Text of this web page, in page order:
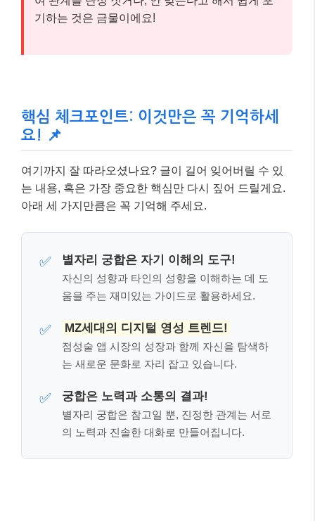
별자리 궁합은 어디까지나 참고 자료일 뿐, 개
인의 노력과 소통이 가장 중요합니다. 너무 맹신하
여 관계를 단정 짓거나, 안 맞는다고 해서 쉽게 포
핵심 체크포인트: 이것만은 꼭 기억하세
요! 📌
여기까지 잘 따라오셨나요? 글이 길어 잊어버릴 수 있
는 내용, 혹은 가장 중요한 핵심만 다시 짚어 드릴게요.
아래 세 가지만큼은 꼭 기억해 주세요.
✅ 별자리 궁합은 자기 이해의 도구!